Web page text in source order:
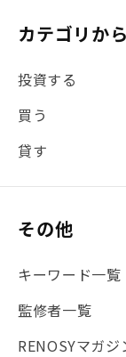
#REIT
#新型コ
#団体信用生命保
#書類
#不動産投資体
#地震対策
#
#法人化
#クラ
#まとめ #融資
カテゴリか
投資する
買う
貸す
その他
キーワード一覧
監修者一覧
RENOSYマガジ